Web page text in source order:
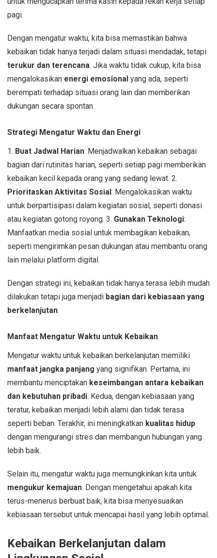
pagi.
Dengan mengatur waktu, kita bisa memastikan bahwa
kebaikan tidak hanya terjadi dalam situasi mendadak, tetapi
terukur dan terencana. Jika waktu tidak cukup, kita bisa
mengalokasikan energi emosional yang ada, seperti
berempati terhadap situasi orang lain dan memberikan
dukungan secara spontan.
Strategi Mengatur Waktu dan Energi
1. Buat Jadwal Harian: Menjadwalkan kebaikan sebagai
bagian dari rutinitas harian, seperti setiap pagi memberikan
kebaikan kecil kepada orang yang sedang lewat. 2.
Prioritaskan Aktivitas Sosial: Mengalokasikan waktu
untuk berpartisipasi dalam kegiatan sosial, seperti donasi
atau kegiatan gotong royong. 3. Gunakan Teknologi:
Manfaatkan media sosial untuk membagikan kebaikan,
seperti mengirimkan pesan dukungan atau membantu orang
lain melalui platform digital.
Dengan strategi ini, kebaikan tidak hanya terasa lebih mudah
dilakukan tetapi juga menjadi bagian dari kebiasaan yang
berkelanjutan.
Manfaat Mengatur Waktu untuk Kebaikan
Mengatur waktu untuk kebaikan berkelanjutan memiliki
manfaat jangka panjang yang signifikan. Pertama, ini
membantu menciptakan keseimbangan antara kebaikan
dan kebutuhan pribadi. Kedua, dengan kebiasaan yang
teratur, kebaikan menjadi lebih alami dan tidak terasa
seperti beban. Terakhir, ini meningkatkan kualitas hidup
dengan mengurangi stres dan membangun hubungan yang
lebih baik.
Selain itu, mengatur waktu juga memungkinkan kita untuk
mengukur kemajuan. Dengan mengetahui apakah kita
terus-menerus berbuat baik, kita bisa menyesuaikan
kebiasaan tersebut untuk mencapai hasil yang lebih optimal.
Kebaikan Berkelanjutan dalam